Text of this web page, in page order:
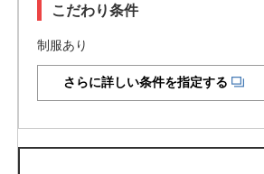
こだわり条件
制服あり
さらに詳しい条件を指定する